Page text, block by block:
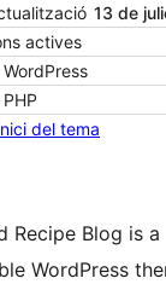
13 de
actives
del tema
Recipe Blog is a
WordPress